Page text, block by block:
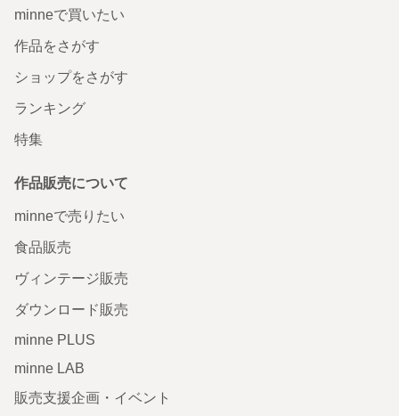
minneで買いたい
作品をさがす
ショップをさがす
ランキング
特集
作品販売について
minneで売りたい
食品販売
ヴィンテージ販売
ダウンロード販売
minne PLUS
minne LAB
販売支援企画・イベント